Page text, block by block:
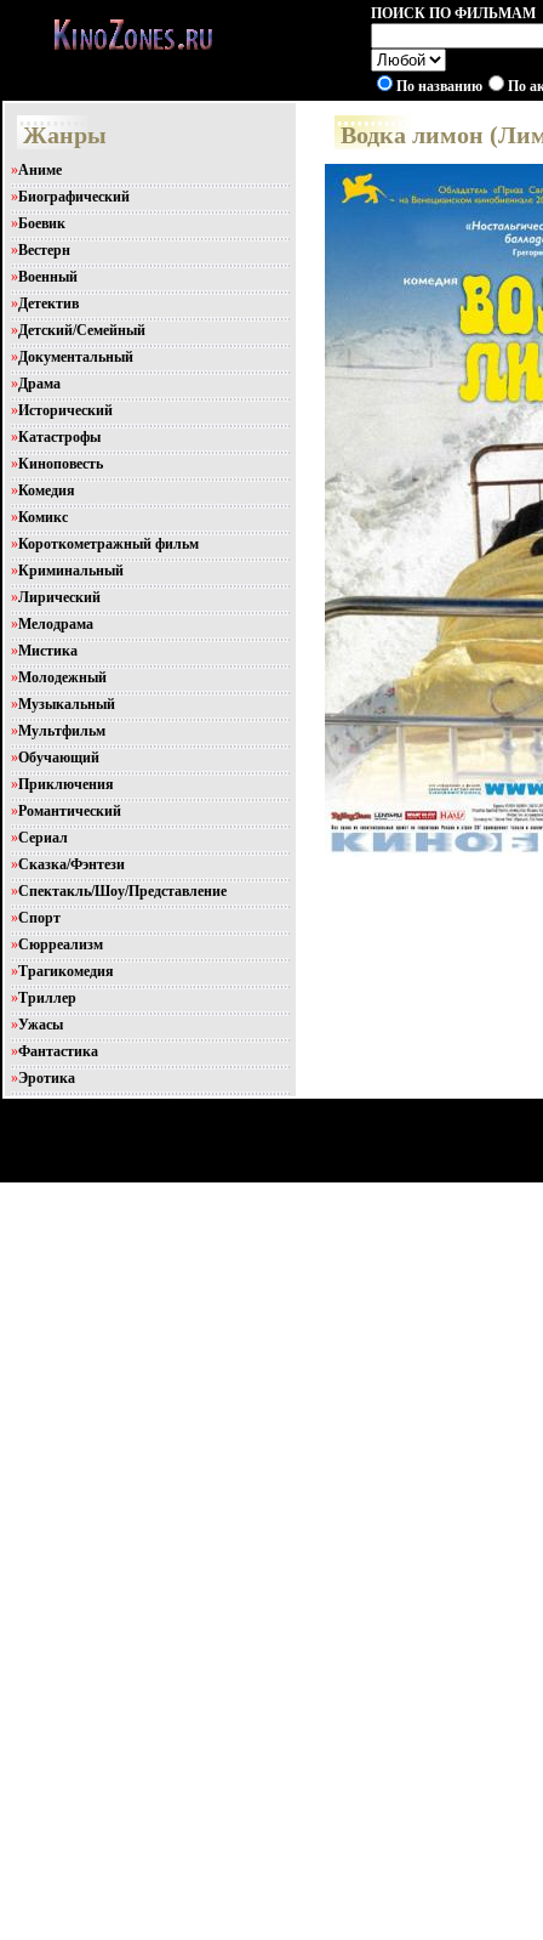
ПОИСК ПО ФИЛЬМАМ
По названию По
Жанры
»Аниме
»Биографический
»Боевик
»Вестерн
»Военный
»Детектив
»Детский/Семейный
»Документальный
»Драма
»Исторический
»Катастрофы
»Киноповесть
»Комедия
»Комикс
»Короткометражный фильм
»Криминальный
»Лирический
»Мелодрама
»Мистика
»Молодежный
»Музыкальный
»Мультфильм
»Обучающий
»Приключения
»Романтический
»Сериал
»Сказка/Фэнтези
»Спектакль/Шоу/Представление
»Спорт
»Сюрреализм
»Трагикомедия
»Триллер
»Ужасы
»Фантастика
»Эротика
Водка лимон